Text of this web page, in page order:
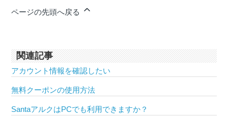
ページの先頭へ戻る
関連記事
アカウント情報を確認したい
無料クーポンの使用方法
SantaアルクはPCでも利用できますか？